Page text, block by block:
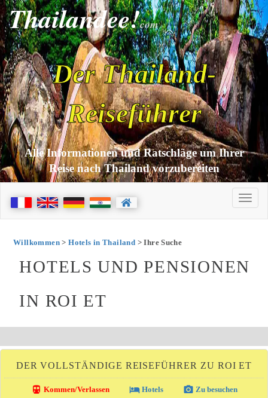
Thailandee!com
Der Thailand-
Reiseführer
Alle Informationen und Ratschläge um Ihrer
Reise nach Thailand vorzubereiten
Willkommen>Hotels in Thailand > Ihre Suche
HOTELS UND PENSIONEN
IN ROI ET
DER VOLLSTÄNDIGE REISEFÜHRER ZU ROI ET
directions_transit Kommen/Verlassen local_hotelHotels photo_camera Zu besuchen